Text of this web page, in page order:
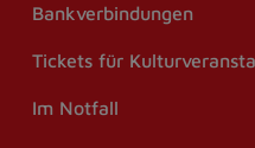
Bankverbindungen
Tickets für
Im Notfall